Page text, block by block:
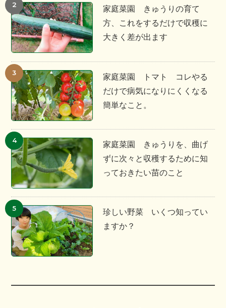
家庭菜園 きゅうりの育て
方、これをするだけで収穫に
大きく差が出ます
家庭菜園 トマト コレやる
だけで病気になりにくくなる
簡単なこと。
家庭菜園 きゅうりを、曲げ
ずに次々と収穫するために知
っておきたい苗のこと
珍しい野菜 いくつ知ってい
ますか？